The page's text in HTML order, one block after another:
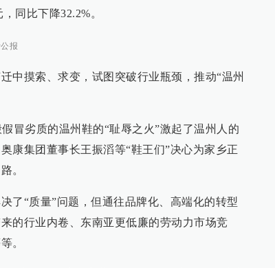
同比下降32.2%。
报
中摸索、求变，试图突破行业瓶颈，推动“温州
冒劣质的温州鞋的“耻辱之火”激起了温州人的
康集团董事长王振滔等“鞋王们”决心为家乡正
。
了“质量”问题，但通往品牌化、高端化的转型
的行业内卷、东南亚更低廉的劳动力市场竞
。